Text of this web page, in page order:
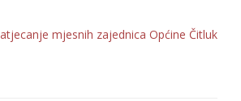
mjesnih zajednica Općine Čitluk